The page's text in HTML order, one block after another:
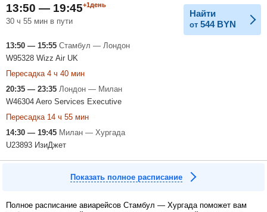
13:50 — 19:45+1день
30 ч 55 мин в пути
Найти
от 544 BYN
13:50 — 15:55 Стамбул — Лондон
W95328 Wizz Air UK
Пересадка 4 ч 40 мин
20:35 — 23:35 Лондон — Милан
W46304 Aero Services Executive
Пересадка 14 ч 55 мин
14:30 — 19:45 Милан — Хургада
U23893 ИзиДжет
Показать полное расписание
Полное расписание авиарейсов Стамбул — Хургада поможет вам